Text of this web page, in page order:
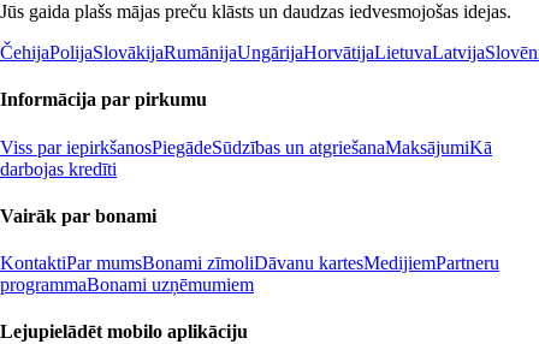
Jūs gaida plašs mājas preču klāsts un daudzas iedvesmojošas idejas.
ČehijaPolijaSlovākijaRumānijaUngārijaHorvātijaLietuvaLatvija
Informācija par pirkumu
Viss par iepirkšanosPiegādeSūdzības un atgriešanaMaksājumiKā
darbojas kredīti
Vairāk par bonami
KontaktiPar mumsBonami zīmoliDāvanu kartesMedijiemPartneru
programmaBonami uzņēmumiem
Lejupielādēt mobilo aplikāciju